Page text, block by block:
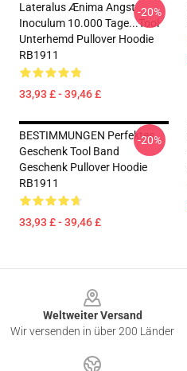
Lateralus Ænima Angst
Inoculum 10.000 Tage...tool
Unterhemd Pullover Hoodie
RB1911
33,93 £ - 39,46 £
-20%
BESTIMMUNGEN Perfektes
Geschenk Tool Band
Geschenk Pullover Hoodie
RB1911
33,93 £ - 39,46 £
-20%
Weltweiter Versand
Wir versenden in über 200 Länder